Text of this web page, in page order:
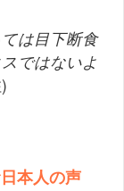
は目下断食
ではないよ
本人の声